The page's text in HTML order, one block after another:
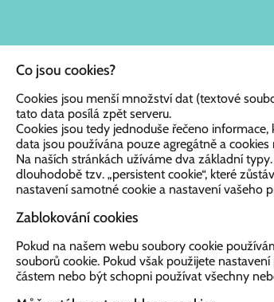
Co jsou cookies?
Cookies jsou menší množství dat (textové
tato data posílá zpět serveru.
Cookies jsou tedy jednoduše řečeno
data jsou používána pouze agregátně a
Na naších stránkách užíváme dva základní
dlouhodobě tzv. „persistent cookie“, které
nastavení samotné cookie a nastavení vašeho
Zablokování cookies
Pokud na našem webu soubory cookie
souborů cookie. Pokud však použijete
částem nebo být schopni používat všechny